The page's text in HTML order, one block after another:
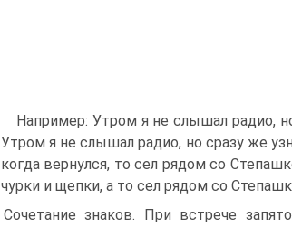
Например: Утром я не слышал радио,
Утром я не слышал радио, но сразу же
когда вернулся, то сел рядом со
чурки и щепки, а то сел рядом со
Сочетание знаков. При встрече